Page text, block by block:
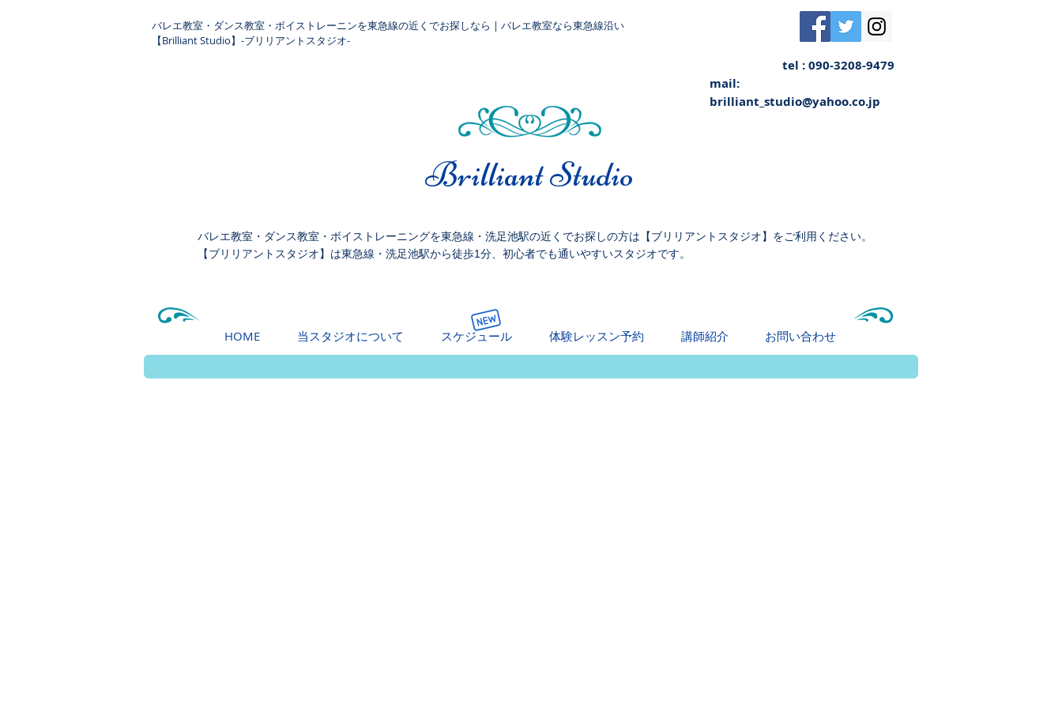
​バレエ教室・ダンス教室・ボイストレーニンを東急線の近くでお探しなら | バレエ教室なら東急線沿い
【Brilliant Studio】-ブリリアントスタジオ-
tel : 090-3208-9479
mail:
brilliant_studio@yahoo.co.jp
​Brilliant Studio
バレエ教室・ダンス教室・ボイストレーニングを東急線・洗足池駅の近くでお探しの方は【ブリリアントスタジオ】をご利用ください。
【ブリリアントスタジオ】は東急線・洗足池駅から徒歩1分、初心者でも通いやすいスタジオです。
HOME 当スタジオについて スケジュール 体験レッスン予約 講師紹介 お問い合わせ